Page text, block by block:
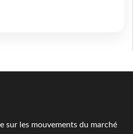
sur les mouvements du marché